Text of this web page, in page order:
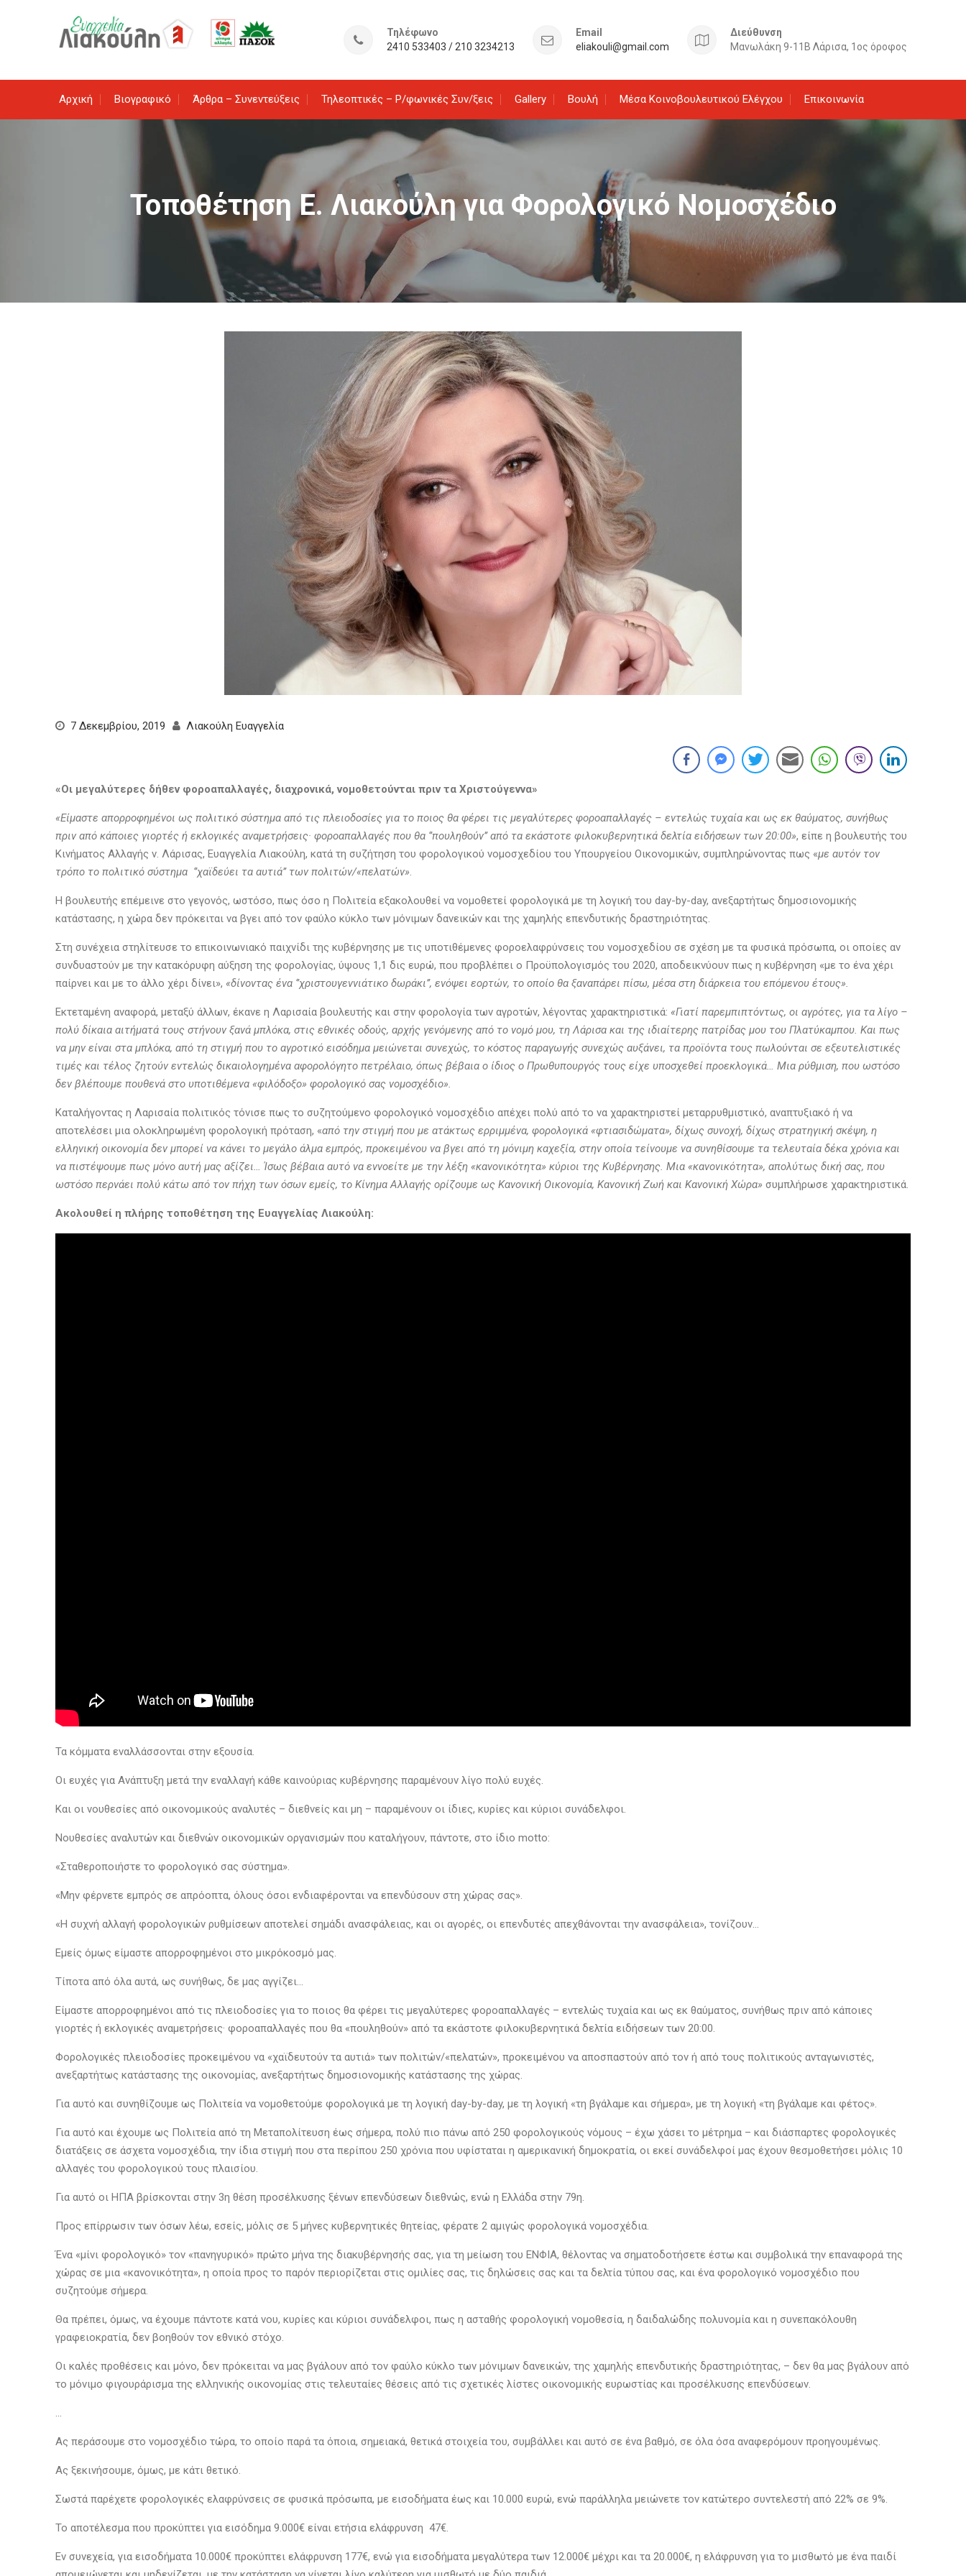
Τηλέφωνο
2410 533403 / 210 3234213
Email
eliakouli@gmail.com
Διεύθυνση
Μανωλάκη 9-11Β Λάρισα, 1ος όροφος
Αρχική Βιογραφικό Άρθρα – Συνεντεύξεις Τηλεοπτικές – Ρ/φωνικές Συν/ξεις Gallery Βουλή Μέσα Κοινοβουλευτικού Ελέγχου Επικοινωνία
Τοποθέτηση Ε. Λιακούλη για Φορολογικό Νομοσχέδιο
7 Δεκεμβρίου, 2019 Λιακούλη Ευαγγελία
«Οι μεγαλύτερες δήθεν φοροαπαλλαγές, διαχρονικά, νομοθετούνται πριν τα Χριστούγεννα»
«Είμαστε απορροφημένοι ως πολιτικό σύστημα από τις πλειοδοσίες για το ποιος θα φέρει τις μεγαλύτερες φοροαπαλλαγές – εντελώς τυχαία και ως εκ θαύματος, συνήθως
πριν από κάποιες γιορτές ή εκλογικές αναμετρήσεις· φοροαπαλλαγές που θα ‘’πουληθούν’’ από τα εκάστοτε φιλοκυβερνητικά δελτία ειδήσεων των 20:00», είπε η βουλευτής του
Κινήματος Αλλαγής ν. Λάρισας, Ευαγγελία Λιακούλη, κατά τη συζήτηση του φορολογικού νομοσχεδίου του Υπουργείου Οικονομικών, συμπληρώνοντας πως «με αυτόν τον
τρόπο το πολιτικό σύστημα ‘’χαϊδεύει τα αυτιά’’ των πολιτών/«πελατών».
Η βουλευτής επέμεινε στο γεγονός, ωστόσο, πως όσο η Πολιτεία εξακολουθεί να νομοθετεί φορολογικά με τη λογική του day-by-day, ανεξαρτήτως δημοσιονομικής
κατάστασης, η χώρα δεν πρόκειται να βγει από τον φαύλο κύκλο των μόνιμων δανεικών και της χαμηλής επενδυτικής δραστηριότητας.
Στη συνέχεια στηλίτευσε το επικοινωνιακό παιχνίδι της κυβέρνησης με τις υποτιθέμενες φοροελαφρύνσεις του νομοσχεδίου σε σχέση με τα φυσικά πρόσωπα, οι οποίες αν
συνδυαστούν με την κατακόρυφη αύξηση της φορολογίας, ύψους 1,1 δις ευρώ, που προβλέπει ο Προϋπολογισμός του 2020, αποδεικνύουν πως η κυβέρνηση «με το ένα χέρι
παίρνει και με το άλλο χέρι δίνει», «δίνοντας ένα ‘’χριστουγεννιάτικο δωράκι’’, ενόψει εορτών, το οποίο θα ξαναπάρει πίσω, μέσα στη διάρκεια του επόμενου έτους».
Εκτεταμένη αναφορά, μεταξύ άλλων, έκανε η Λαρισαία βουλευτής και στην φορολογία των αγροτών, λέγοντας χαρακτηριστικά: «Γιατί παρεμπιπτόντως, οι αγρότες, για τα λίγο –
πολύ δίκαια αιτήματά τους στήνουν ξανά μπλόκα, στις εθνικές οδούς, αρχής γενόμενης από το νομό μου, τη Λάρισα και της ιδιαίτερης πατρίδας μου του Πλατύκαμπου. Και πως
να μην είναι στα μπλόκα, από τη στιγμή που το αγροτικό εισόδημα μειώνεται συνεχώς, το κόστος παραγωγής συνεχώς αυξάνει, τα προϊόντα τους πωλούνται σε εξευτελιστικές
τιμές και τέλος ζητούν εντελώς δικαιολογημένα αφορολόγητο πετρέλαιο, όπως βέβαια ο ίδιος ο Πρωθυπουργός τους είχε υποσχεθεί προεκλογικά… Μια ρύθμιση, που ωστόσο
δεν βλέπουμε πουθενά στο υποτιθέμενα «φιλόδοξο» φορολογικό σας νομοσχέδιο».
Καταλήγοντας η Λαρισαία πολιτικός τόνισε πως το συζητούμενο φορολογικό νομοσχέδιο απέχει πολύ από το να χαρακτηριστεί μεταρρυθμιστικό, αναπτυξιακό ή να
αποτελέσει μια ολοκληρωμένη φορολογική πρόταση, «από την στιγμή που με ατάκτως ερριμμένα, φορολογικά «φτιασιδώματα», δίχως συνοχή, δίχως στρατηγική σκέψη, η
ελληνική οικονομία δεν μπορεί να κάνει το μεγάλο άλμα εμπρός, προκειμένου να βγει από τη μόνιμη καχεξία, στην οποία τείνουμε να συνηθίσουμε τα τελευταία δέκα χρόνια και
να πιστέψουμε πως μόνο αυτή μας αξίζει… Ίσως βέβαια αυτό να εννοείτε με την λέξη «κανονικότητα» κύριοι της Κυβέρνησης. Μια «κανονικότητα», απολύτως δική σας, που
ωστόσο περνάει πολύ κάτω από τον πήχη των όσων εμείς, το Κίνημα Αλλαγής ορίζουμε ως Κανονική Οικονομία, Κανονική Ζωή και Κανονική Χώρα» συμπλήρωσε χαρακτηριστικά.
Ακολουθεί η πλήρης τοποθέτηση της Ευαγγελίας Λιακούλη:
Τα κόμματα εναλλάσσονται στην εξουσία.
Οι ευχές για Ανάπτυξη μετά την εναλλαγή κάθε καινούριας κυβέρνησης παραμένουν λίγο πολύ ευχές.
Και οι νουθεσίες από οικονομικούς αναλυτές – διεθνείς και μη – παραμένουν οι ίδιες, κυρίες και κύριοι συνάδελφοι.
Νουθεσίες αναλυτών και διεθνών οικονομικών οργανισμών που καταλήγουν, πάντοτε, στο ίδιο motto:
«Σταθεροποιήστε το φορολογικό σας σύστημα».
«Μην φέρνετε εμπρός σε απρόοπτα, όλους όσοι ενδιαφέρονται να επενδύσουν στη χώρας σας».
«Η συχνή αλλαγή φορολογικών ρυθμίσεων αποτελεί σημάδι ανασφάλειας, και οι αγορές, οι επενδυτές απεχθάνονται την ανασφάλεια», τονίζουν…
Εμείς όμως είμαστε απορροφημένοι στο μικρόκοσμό μας.
Τίποτα από όλα αυτά, ως συνήθως, δε μας αγγίζει…
Είμαστε απορροφημένοι από τις πλειοδοσίες για το ποιος θα φέρει τις μεγαλύτερες φοροαπαλλαγές – εντελώς τυχαία και ως εκ θαύματος, συνήθως πριν από κάποιες
γιορτές ή εκλογικές αναμετρήσεις· φοροαπαλλαγές που θα «πουληθούν» από τα εκάστοτε φιλοκυβερνητικά δελτία ειδήσεων των 20:00.
Φορολογικές πλειοδοσίες προκειμένου να «χαϊδευτούν τα αυτιά» των πολιτών/«πελατών», προκειμένου να αποσπαστούν από τον ή από τους πολιτικούς ανταγωνιστές,
ανεξαρτήτως κατάστασης της οικονομίας, ανεξαρτήτως δημοσιονομικής κατάστασης της χώρας.
Για αυτό και συνηθίζουμε ως Πολιτεία να νομοθετούμε φορολογικά με τη λογική day-by-day, με τη λογική «τη βγάλαμε και σήμερα», με τη λογική «τη βγάλαμε και φέτος».
Για αυτό και έχουμε ως Πολιτεία από τη Μεταπολίτευση έως σήμερα, πολύ πιο πάνω από 250 φορολογικούς νόμους – έχω χάσει το μέτρημα – και διάσπαρτες φορολογικές
διατάξεις σε άσχετα νομοσχέδια, την ίδια στιγμή που στα περίπου 250 χρόνια που υφίσταται η αμερικανική δημοκρατία, οι εκεί συνάδελφοί μας έχουν θεσμοθετήσει μόλις 10
αλλαγές του φορολογικού τους πλαισίου.
Για αυτό οι ΗΠΑ βρίσκονται στην 3η θέση προσέλκυσης ξένων επενδύσεων διεθνώς, ενώ η Ελλάδα στην 79η.
Προς επίρρωσιν των όσων λέω, εσείς, μόλις σε 5 μήνες κυβερνητικές θητείας, φέρατε 2 αμιγώς φορολογικά νομοσχέδια.
Ένα «μίνι φορολογικό» τον «πανηγυρικό» πρώτο μήνα της διακυβέρνησής σας, για τη μείωση του ΕΝΦΙΑ, θέλοντας να σηματοδοτήσετε έστω και συμβολικά την επαναφορά της
χώρας σε μια «κανονικότητα», η οποία προς το παρόν περιορίζεται στις ομιλίες σας, τις δηλώσεις σας και τα δελτία τύπου σας, και ένα φορολογικό νομοσχέδιο που
συζητούμε σήμερα.
Θα πρέπει, όμως, να έχουμε πάντοτε κατά νου, κυρίες και κύριοι συνάδελφοι, πως η ασταθής φορολογική νομοθεσία, η δαιδαλώδης πολυνομία και η συνεπακόλουθη
γραφειοκρατία, δεν βοηθούν τον εθνικό στόχο.
Οι καλές προθέσεις και μόνο, δεν πρόκειται να μας βγάλουν από τον φαύλο κύκλο των μόνιμων δανεικών, της χαμηλής επενδυτικής δραστηριότητας, – δεν θα μας βγάλουν από
το μόνιμο φιγουράρισμα της ελληνικής οικονομίας στις τελευταίες θέσεις από τις σχετικές λίστες οικονομικής ευρωστίας και προσέλκυσης επενδύσεων.
…
Ας περάσουμε στο νομοσχέδιο τώρα, το οποίο παρά τα όποια, σημειακά, θετικά στοιχεία του, συμβάλλει και αυτό σε ένα βαθμό, σε όλα όσα αναφερόμουν προηγουμένως.
Ας ξεκινήσουμε, όμως, με κάτι θετικό.
Σωστά παρέχετε φορολογικές ελαφρύνσεις σε φυσικά πρόσωπα, με εισοδήματα έως και 10.000 ευρώ, ενώ παράλληλα μειώνετε τον κατώτερο συντελεστή από 22% σε 9%.
Το αποτέλεσμα που προκύπτει για εισόδημα 9.000€ είναι ετήσια ελάφρυνση 47€.
Εν συνεχεία, για εισοδήματα 10.000€ προκύπτει ελάφρυνση 177€, ενώ για εισοδήματα μεγαλύτερα των 12.000€ μέχρι και τα 20.000€, η ελάφρυνση για το μισθωτό με ένα παιδί